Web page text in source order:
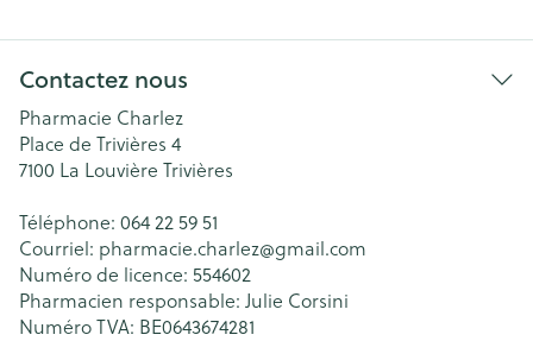
Contactez nous
Pharmacie Charlez
Place de Trivières 4
7100 La Louvière Trivières
Téléphone: 064 22 59 51
Courriel: pharmacie.charlez@gmail.com
Numéro de licence: 554602
Pharmacien responsable: Julie Corsini
Numéro TVA: BE0643674281